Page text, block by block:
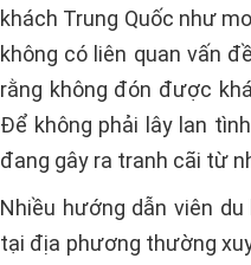
khách Trung Quốc như
không có liên quan vấn
rằng không đón được
Để không phải lây lan
đang gây ra tranh cãi từ
Nhiều hướng dẫn viên
tại địa phương thường